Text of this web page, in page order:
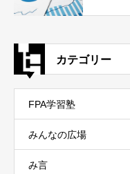
カテゴリー
FPA学習塾
みんなの広場
み言